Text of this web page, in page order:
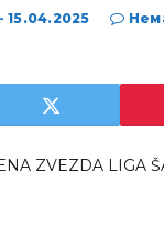
15.04.2025